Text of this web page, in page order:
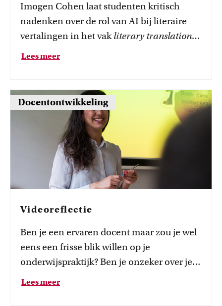
Imogen Cohen laat studenten kritisch
nadenken over de rol van AI bij literaire
vertalingen in het vakliterary translation
in the age of AI
Lees meer
Docentontwikkeling
Videoreflectie
Ben je een ervaren docent maar zou je wel
eens een frisse blik willen op je
onderwijspraktijk? Ben je onzeker over je
didactische kwaliteiten, of heb je nog
Lees meer